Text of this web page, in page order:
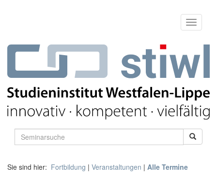
Sie sind hier: Fortbildung | Veranstaltungen | Alle Termine